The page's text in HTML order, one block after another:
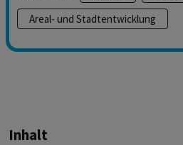
Areal- und Stadtentwicklung
Inhalt